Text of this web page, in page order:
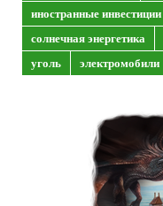
иностранные инвестиции
солнечная энергетика
уголь
электромобили